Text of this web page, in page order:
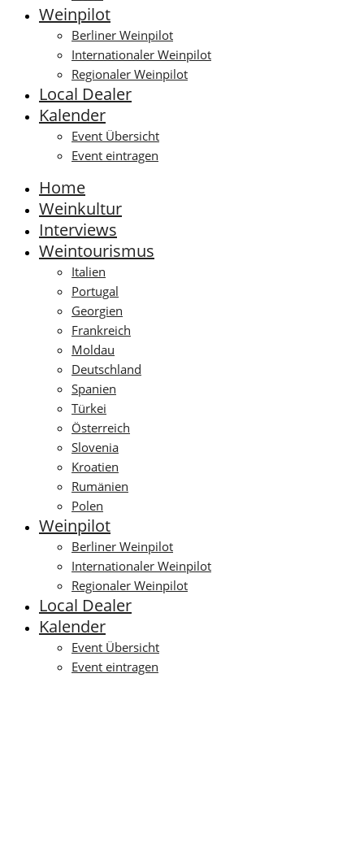
Weinpilot
Berliner Weinpilot
Internationaler Weinpilot
Regionaler Weinpilot
Local Dealer
Kalender
Event Übersicht
Event eintragen
Home
Weinkultur
Interviews
Weintourismus
Italien
Portugal
Georgien
Frankreich
Moldau
Deutschland
Spanien
Türkei
Österreich
Slovenia
Kroatien
Rumänien
Polen
Weinpilot
Berliner Weinpilot
Internationaler Weinpilot
Regionaler Weinpilot
Local Dealer
Kalender
Event Übersicht
Event eintragen